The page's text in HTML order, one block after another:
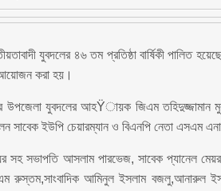
যুবদলের ৪৬ তম প্রতিষ্ঠা বার্ষিকী
আয়োজন করা হয়।
উপজেলা যুবদলের আহŸায়ক জিএম তহিদুজ্জামান
সাবেক ইউপি চেয়ারম্যান ও বিএনপি নেতা এসএম
সহ সভাপতি আসলাম পারভেজ, সাবেক প্যানেল
রুস্তম,সাংবাদিক আমিনুল ইসলাম বজলু,আনারুল